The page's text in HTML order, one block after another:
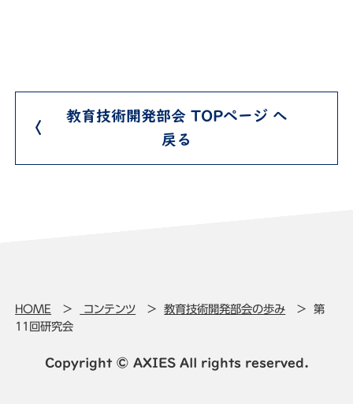
教育技術開発部会 TOPページ へ
戻る
HOME コンテンツ 教育技術開発部会の歩み
第
11回研究会
Copyright © AXIES All rights reserved.